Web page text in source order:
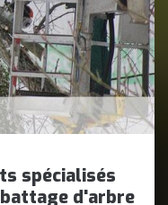
spécialisés
d'arbre